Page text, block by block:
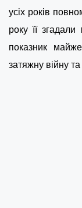
усіх років
року її
показник
затяжну війну